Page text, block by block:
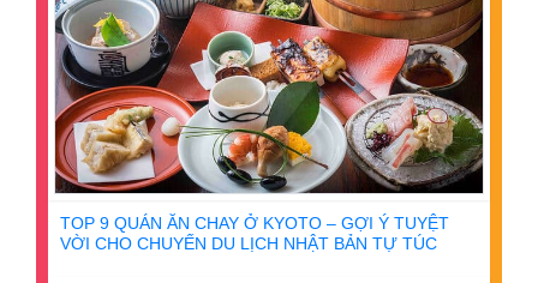
TOP 9 QUÁN ĂN CHAY Ở KYOTO – GỢI Ý TUYỆT
VỜI CHO CHUYẾN DU LỊCH NHẬT BẢN TỰ TÚC